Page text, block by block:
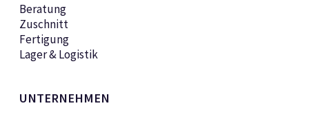
Beratung
Zuschnitt
Fertigung
Lager & Logistik
UNTERNEHMEN